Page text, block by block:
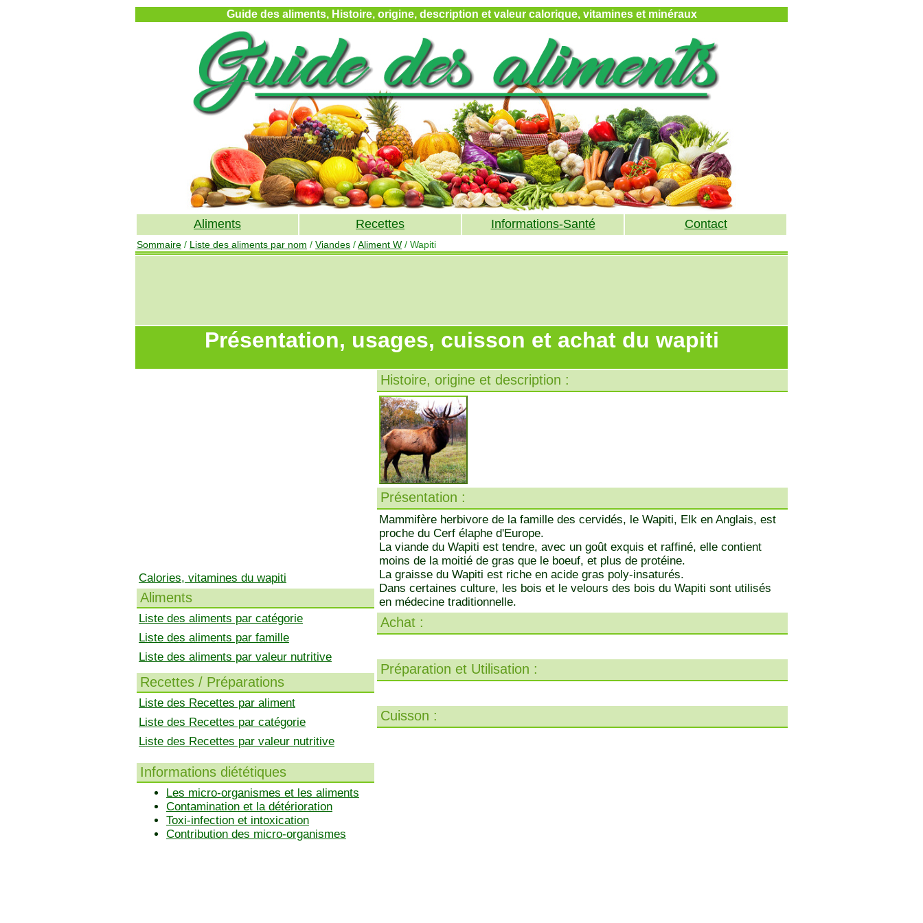
Guide des aliments, Histoire, origine, description et valeur calorique, vitamines et minéraux
Aliments Recettes Informations-Santé Contact
Sommaire / Liste des aliments par nom / Viandes /Aliment W / Wapiti
Présentation, usages, cuisson et achat du wapiti
Calories, vitamines du wapiti
Aliments
Liste des aliments par catégorie
Liste des aliments par famille
Liste des aliments par valeur nutritive
Recettes / Préparations
Liste des Recettes par aliment
Liste des Recettes par catégorie
Liste des Recettes par valeur nutritive
Informations diététiques
Les micro-organismes et les aliments
Contamination et la détérioration
Toxi-infection et intoxication
Contribution des micro-organismes
Histoire, origine et description :
Présentation :
Mammifère herbivore de la famille des cervidés, le Wapiti, Elk en Anglais, est
proche du Cerf élaphe d'Europe.
La viande du Wapiti est tendre, avec un goût exquis et raffiné, elle contient
moins de la moitié de gras que le boeuf, et plus de protéine.
La graisse du Wapiti est riche en acide gras poly-insaturés.
Dans certaines culture, les bois et le velours des bois du Wapiti sont utilisés
en médecine traditionnelle.
Achat :
Préparation et Utilisation :
Cuisson :